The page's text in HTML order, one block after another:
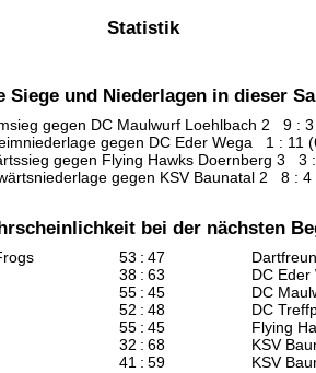
Statistik
Siege und Niederlagen in dieser
gegen DC Maulwurf Loehlbach 2 9 :
gegen DC Eder Wega 1 : 11
gegen Flying Hawks Doernberg 3 3
gegen KSV Baunatal 2 8 : 4
bei der nächsten
53 : 47
38 : 63
DC Eder
55 : 45
DC
52 : 48
DC
55 : 45
Flying
32 : 68
KSV
41 : 59 KSV